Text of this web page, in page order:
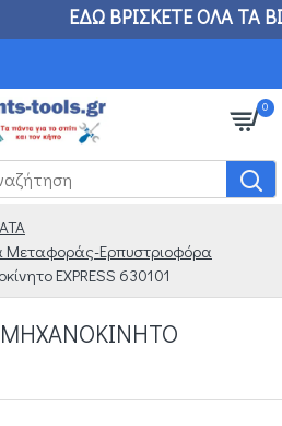
ΟΛΑ ΤΑ
0
Μεταφοράς-Ερπυστριοφόρα
EXPRESS 630101